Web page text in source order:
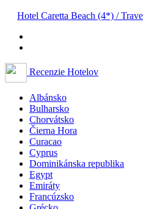
Hotel Caretta Beach (4*) /
Recenzie Hotelov
Albánsko
Bulharsko
Chorvátsko
Čierna Hora
Curacao
Cyprus
Dominikánska republika
Egypt
Emiráty
Francúzsko